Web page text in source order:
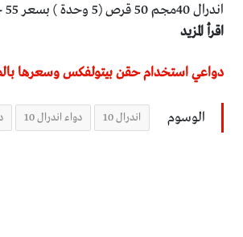
اندرال 40مجم 50 قرص (5 وحدة ) بسعر 55 جنيه.
اقرأ المزيد
دواعي استخدام حقن بيتولفكس وسعرها
الوسوم اندرال 10 دواء اندرال 10